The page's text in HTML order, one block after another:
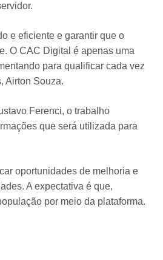
e eficiente e garantir que o
O CAC Digital é apenas uma
para qualificar cada vez
Airton Souza.
Ferenci, o trabalho
que será utilizada para
oportunidades de melhoria e
A expectativa é que,
por meio da plataforma.